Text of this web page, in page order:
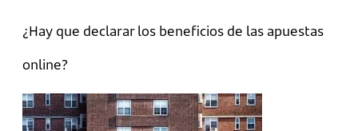
¿Hay que declarar los beneficios de las apuestas
online?